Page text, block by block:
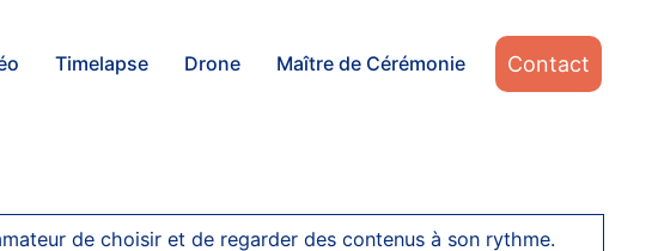
Timelapse Drone Maître de Cérémonie Contact
de choisir et de regarder des contenus à son rythme.